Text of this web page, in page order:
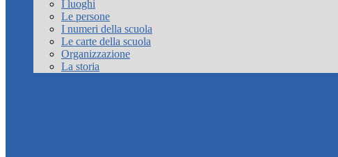
I luoghi
Le persone
I numeri della scuola
Le carte della scuola
Organizzazione
La storia